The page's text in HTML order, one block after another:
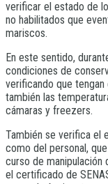
verificar el estado de
no habilitados que
mariscos.
En este sentido,
condiciones de
verificando que
también las
cámaras y freezers.
También se verifica el
como del personal,
curso de manipulación
el certificado de